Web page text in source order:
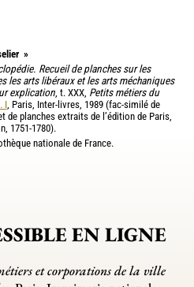
»
Recueil de planches sur les
les arts libéraux et les arts méchaniques
explication, t. XXX, Petits métiers du
I, Paris, Inter-livres, 1989 (fac-similé de
de planches extraits de l’édition de Paris,
1751-1780).
nationale de France.
EN LIGNE
et corporations de la ville